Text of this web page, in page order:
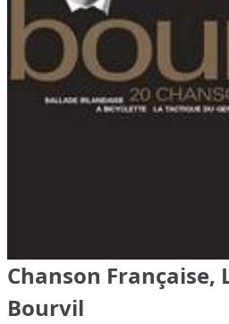
Chanson Française,
Bourvil